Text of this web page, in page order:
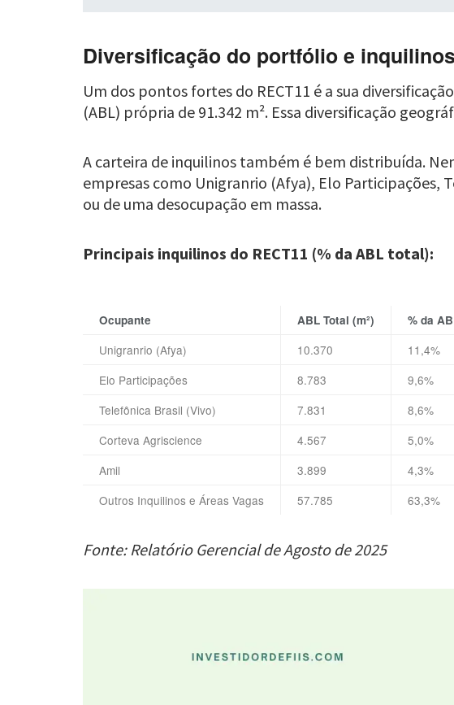
Diversificação do portfólio e inquilinos
Um dos pontos fortes do RECT11 é a sua
(ABL) própria de 91.342 m². Essa diversificação
A carteira de inquilinos também é bem distribuída.
empresas como Unigranrio (Afya), Elo Participações,
ou de uma desocupação em massa.
Principais inquilinos do RECT11 (% da ABL total):
Ocupante ABL Total (m²) % da
Unigranrio (Afya) 10.370
11,4%
Elo Participações
8.783
9,6%
Telefônica Brasil (Vivo)
7.831
8,6%
Corteva Agriscience
4.567
5,0%
Amil
3.899
4,3%
Outros Inquilinos e Áreas Vagas
57.785 63,3%
Fonte: Relatório Gerencial de Agosto de 2025